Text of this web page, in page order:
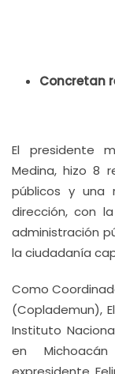
Concretan
El presidente
Medina, hizo 8
públicos y una
dirección, con
administración
la ciudadanía
Como
(Coplademun),
Instituto
en